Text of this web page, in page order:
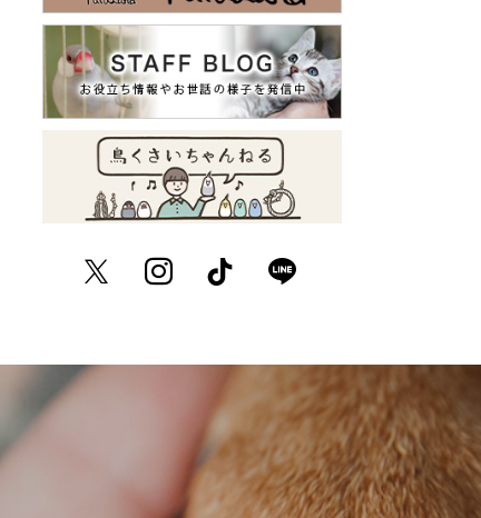
TwitterInstagramTikTok